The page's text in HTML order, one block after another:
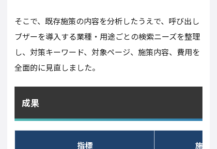
そこで、既存施策の内容を分析したうえで、呼び出し
ブザーを導入する業種・用途ごとの検索ニーズを整理
し、対策キーワード、対象ページ、施策内容、費用を
全面的に見直しました。
成果
指標 施策